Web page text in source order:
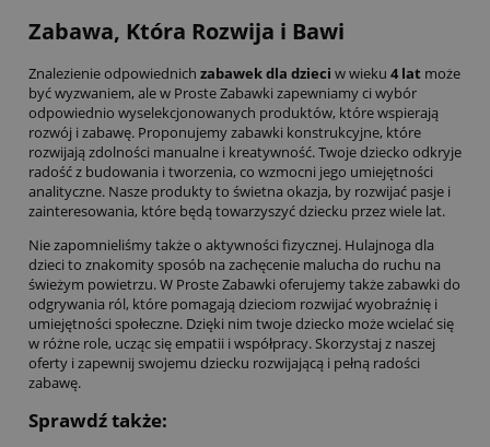
Zabawa, Która Rozwija i Bawi
Znalezienie odpowiednich zabawek dla dzieci w wieku 4 lat może
być wyzwaniem, ale w Proste Zabawki zapewniamy ci wybór
odpowiednio wyselekcjonowanych produktów, które wspierają
rozwój i zabawę. Proponujemyzabawki konstrukcyjne, które
rozwijają zdolności manualne i kreatywność. Twoje dziecko odkryje
radość z budowania i tworzenia, co wzmocni jego umiejętności
analityczne. Nasze produkty to świetna okazja, by rozwijać pasje i
zainteresowania, które będą towarzyszyć dziecku przez wiele lat.
Nie zapomnieliśmy także o aktywności fizycznej. Hulajnoga dla
dzieci to znakomity sposób na zachęcenie malucha do ruchu na
świeżym powietrzu. W Proste Zabawki oferujemy takżezabawki do
odgrywania ról, które pomagają dzieciom rozwijać wyobraźnię i
umiejętności społeczne. Dzięki nim twoje dziecko może wcielać się
w różne role, ucząc się empatii i współpracy. Skorzystaj z naszej
oferty i zapewnij swojemu dziecku rozwijającą i pełną radości
zabawę.
Sprawdź także: